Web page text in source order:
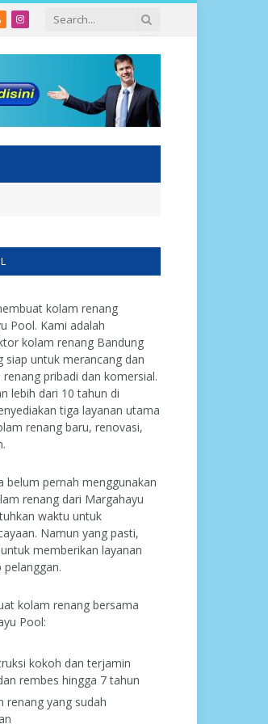
Instagram
kolam renang
Pool. Kami adalah
kolam renang Bandung
siap untuk merancang dan
pribadi dan komersial.
lebih dari 10 tahun di
tiga layanan utama
renang baru, renovasi,
belum pernah menggunakan
renang dari Margahayu
waktu untuk
Namun yang pasti,
memberikan layanan
kolam renang bersama
Pool:
kokoh dan terjamin
rembes hingga 7 tahun
renang yang sudah